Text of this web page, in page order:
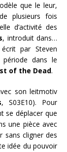
que le leur,
plusieurs fois
d’activité des
, introduit dans…
par Steven
dans le
of the Dead.
son leitmotiv
, S03E10). Pour
se déplacer que
une pièce avec
sans cligner des
idée du pouvoir